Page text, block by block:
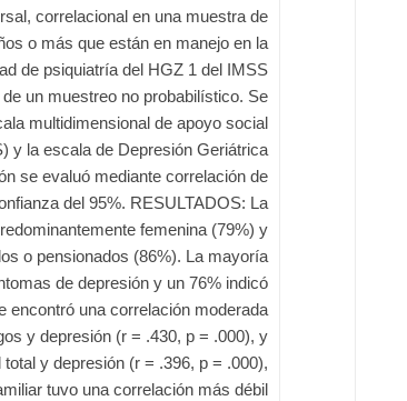
correlacional en una muestra de
o más que están en manejo en la
de psiquiatría del HGZ 1 del IMSS
un muestreo no probabilístico. Se
multidimensional de apoyo social
y la escala de Depresión Geriátrica
se evaluó mediante correlación de
del 95%. RESULTADOS: La
femenina (79%) y
o pensionados (86%). La mayoría
de depresión y un 76% indicó
encontró una correlación moderada
y depresión (r = .430, p = .000), y
y depresión (r = .396, p = .000),
tuvo una correlación más débil